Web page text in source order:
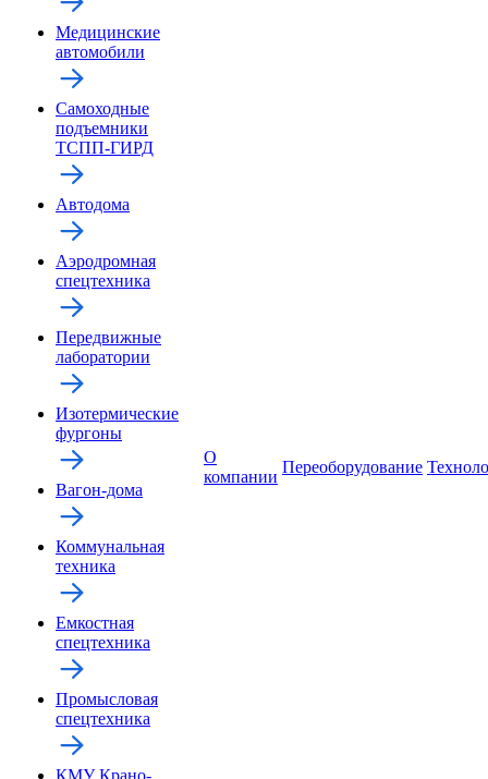
Медицинские
автомобили
Самоходные
подъемники
ТСПП-ГИРД
Автодома
Аэродромная
спецтехника
Передвижные
лаборатории
Изотермические
фургоны
Вагон-дома
Коммунальная
техника
Емкостная
спецтехника
Промысловая
спецтехника
КМУ Крано-
О
компании
Переоборудование